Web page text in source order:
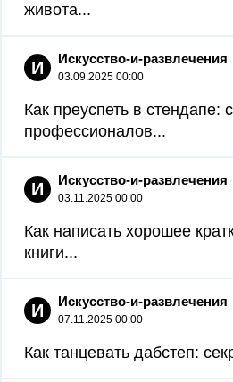
живота...
И Искусство-и-развлечения
03.09.2025 00:00
Как преуспеть в стендапе:
профессионалов...
И Искусство-и-развлечения
03.11.2025 00:00
Как написать хорошее
книги...
И Искусство-и-развлечения
07.11.2025 00:00
Как танцевать дабстеп: